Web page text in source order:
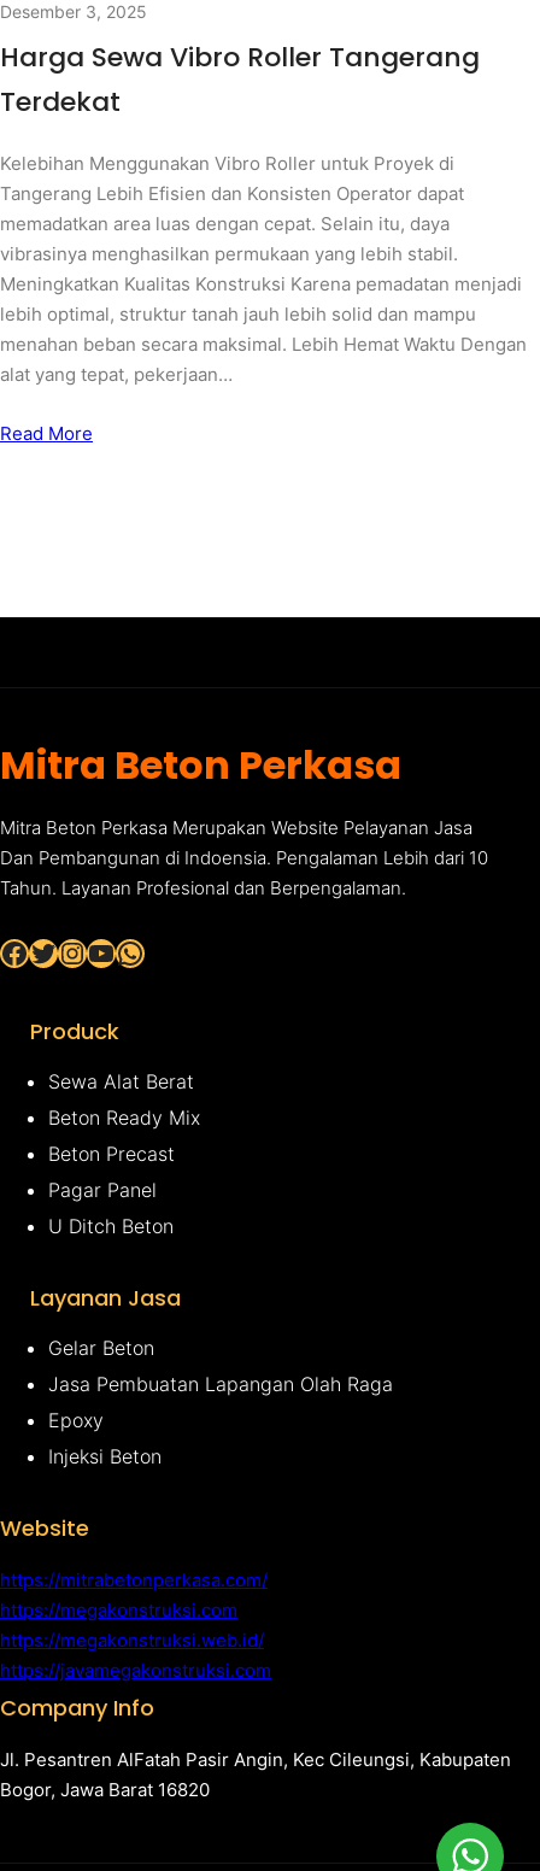
Desember 3, 2025
Harga Sewa Vibro Roller Tangerang
Terdekat
Kelebihan Menggunakan Vibro Roller untuk Proyek di
Tangerang Lebih Efisien dan Konsisten Operator dapat
memadatkan area luas dengan cepat. Selain itu, daya
vibrasinya menghasilkan permukaan yang lebih stabil.
Meningkatkan Kualitas Konstruksi Karena pemadatan menjadi
lebih optimal, struktur tanah jauh lebih solid dan mampu
menahan beban secara maksimal. Lebih Hemat Waktu Dengan
alat yang tepat, pekerjaan…
Read More
Mitra Beton Perkasa
Mitra Beton Perkasa Merupakan Website Pelayanan Jasa
Dan Pembangunan di Indoensia. Pengalaman Lebih dari 10
Tahun. Layanan Profesional dan Berpengalaman.
Facebook Twitter InstagramYouTube WhatsApp
Produck
Sewa Alat Berat
Beton Ready Mix
Beton Precast
Pagar Panel
U Ditch Beton
Layanan Jasa
Gelar Beton
Jasa Pembuatan Lapangan Olah Raga
Epoxy
Injeksi Beton
Website
https://mitrabetonperkasa.com/
https://megakonstruksi.com
https://megakonstruksi.web.id/
https://javamegakonstruksi.com
Company Info
Jl. Pesantren AlFatah Pasir Angin, Kec Cileungsi, Kabupaten
Bogor, Jawa Barat 16820